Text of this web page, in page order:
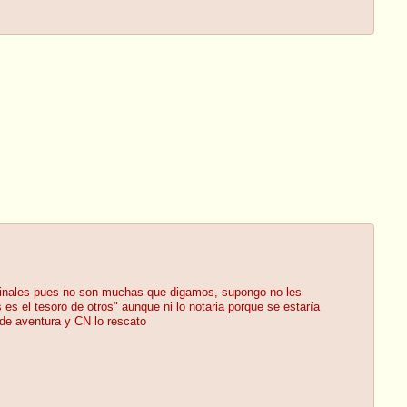
pues no son muchas que digamos, supongo no les
el tesoro de otros" aunque ni lo notaria porque se estaría
aventura y CN lo rescato